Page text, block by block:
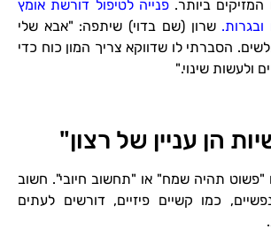
המזיקים ביותר.פנייה לטיפול דורשת אומץ
שרון (שם בדוי) שיתפה: "אבא שלי
הסברתי לו שדווקא צריך המון כוח כדי
ולעשות שינוי."
הן עניין של רצון"
"פשוט תהיה שמח" או "תחשוב חיובי". חשוב
כמו קשיים פיזיים, דורשים לעתים